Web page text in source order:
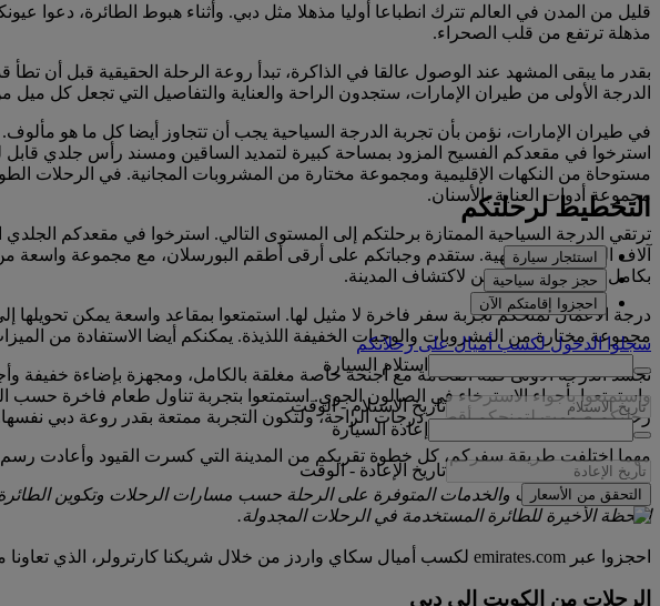
قليل من المدن في العالم تترك انطباعا أوليا مذهلا مثل دبي. وأثناء هبوط الطائرة، دعوا
مذهلة ترتفع من قلب الصحراء.
بقدر ما يبقى المشهد عند الوصول عالقا في الذاكرة، تبدأ روعة الرحلة الحقيقية قبل أن
الدرجة الأولى من طيران الإمارات، ستجدون الراحة والعناية والتفاصيل التي تجعل كل
في طيران الإمارات، نؤمن بأن تجربة الدرجة السياحية يجب أن تتجاوز أيضا كل ما هو
مستوحاة من النكهات الإقليمية ومجموعة مختارة من المشروبات المجانية. في الرحلات
مجموعة أدوات العناية بالأسنان.
ترتقي الدرجة السياحية الممتازة برحلتكم إلى المستوى التالي. استرخوا في مقعدكم
آلاف الخيارات الترفيهية. ستقدم وجباتكم على أرقى أطقم البورسلان، مع مجموعة واسعة
بكامل نشاطكم مستعدين لاكتشاف المدينة.
درجة الأعمال تمنحكم تجربة سفر فاخرة لا مثيل لها. استمتعوا بمقاعد واسعة يمكن تحويلها
مجموعة مختارة من المشروبات والوجبات الخفيفة اللذيذة. يمكنكم أيضا الاستفادة من
واستمتعوا بأجواء الاسترخاء في الصالون الجوي. استمتعوا بتجربة تناول طعام فاخرة
رحلتكم صممت لتمنحكم أقصى درجات الراحة، ولتكون التجربة ممتعة بقدر روعة دبي
مهما اختلفت طريقة سفركم، كل خطوة تقربكم من المدينة التي كسرت القيود وأعادت رسم
قد تختلف المنتجات والخدمات المتوفرة على الرحلة حسب مسارات الرحلات وتكوين
اللحظة الأخيرة للطائرة المستخدمة في الرحلات المجدولة.
التخطيط لرحلتكم
استئجار سيارة
حجز جولة سياحية
احجزوا إقامتكم الآن
سجلوا الدخول لكسب أميالٍ على رحلاتكم
استلام السيارة
تاريخ الاستلام - الوقت
إعادة السيارة
تاريخ الإعادة - الوقت
التحقق من الأسعار
احجزوا عبر emirates.com لكسب أميال سكاي واردز من خلال شريكنا كارترولر، الذي تعاونا معه للمقارنة بين أكثر من 1700 مورد عالمي وتقديم أسعار رائعة لأكثر من 50000 موقع في أكثر من 145 دولة.
الرحلات من الكويت إلى دبي